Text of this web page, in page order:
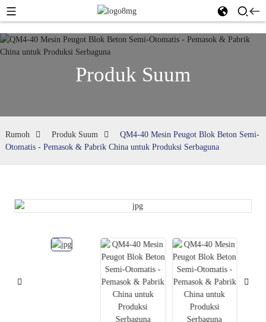
Produk Suum
Rumoh Produk Suum
QM4-40 Mesin Peugot Blok Beton Semi-
Otomatis - Pemasok & Pabrik China untuk Produksi Serbaguna